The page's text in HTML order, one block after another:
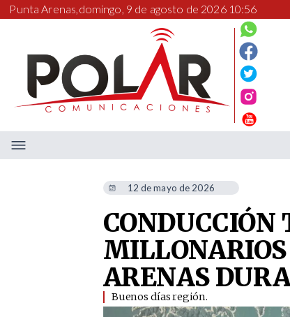
Punta Arenas,domingo, 9 de agosto de 2026 10:56
12 de mayo de 2026
CONDUCCIÓN
ARENAS
Buenos días región.